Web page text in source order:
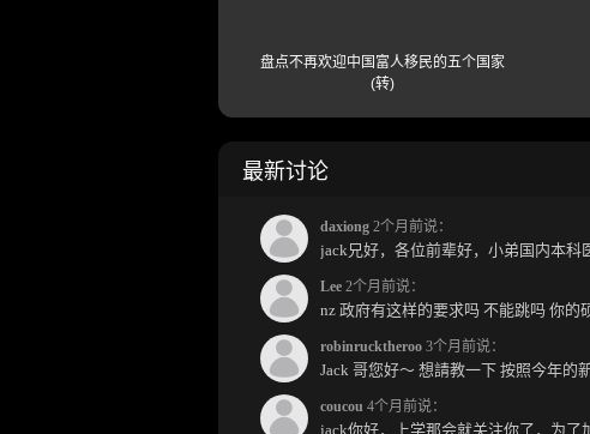
盘点不再欢迎中国富人移民的五个国家
(转)
最新讨论
daxiong 2个月前说：
Lee 2个月前说：
nz 政府有这样的要求吗 不能跳吗 你的
robinrucktheroo 3个月前说：
coucou 4个月前说：